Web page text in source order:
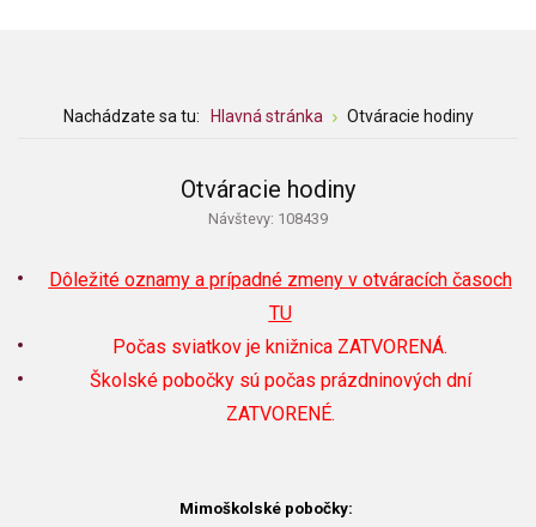
Nachádzate sa tu: Hlavná stránka Otváracie hodiny
Otváracie hodiny
Návštevy: 108439
Dôležité oznamy a prípadné zmeny v otváracích časoch
TU
Počas sviatkov je knižnica ZATVORENÁ.
Školské pobočky sú počas prázdninových dní
ZATVORENÉ.
Mimoškolské pobočky: